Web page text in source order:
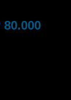
80.000